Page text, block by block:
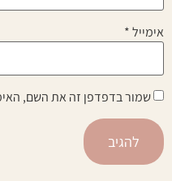
אימייל*
שמור בדפדפן זה את השם,